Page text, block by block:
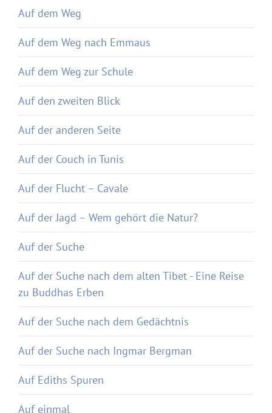
Auf dem Weg
Auf dem Weg nach Emmaus
Auf dem Weg zur Schule
Auf den zweiten Blick
Auf der anderen Seite
Auf der Couch in Tunis
Auf der Flucht – Cavale
Auf der Jagd – Wem gehört die Natur?
Auf der Suche
Auf der Suche nach dem alten Tibet - Eine Reise
zu Buddhas Erben
Auf der Suche nach dem Gedächtnis
Auf der Suche nach Ingmar Bergman
Auf Ediths Spuren
Auf einmal